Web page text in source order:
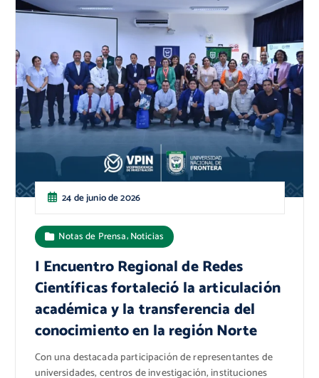
24 de junio de 2026
Notas de Prensa,Noticias
I Encuentro Regional de Redes
Científicas fortaleció la articulación
académica y la transferencia del
conocimiento en la región Norte
Con una destacada participación de representantes de
universidades, centros de investigación, instituciones